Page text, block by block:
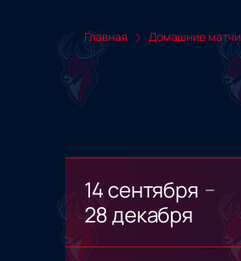
Главная Домашние матчи
14 сентября —
28 декабря